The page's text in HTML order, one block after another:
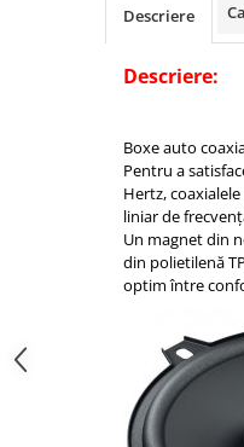
Descriere
Descriere:
Boxe auto
Pentru a
Hertz,
liniar de
Un magnet din
din polietilenă
optim între